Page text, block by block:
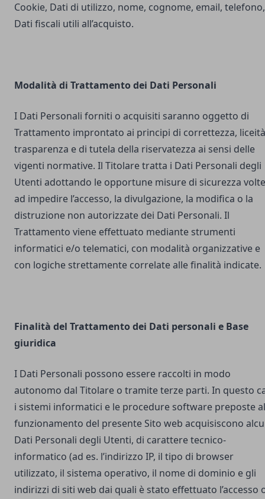
Cookie, Dati di utilizzo, nome, cognome, email, telefono,
Dati fiscali utili all’acquisto.
Modalità di Trattamento dei Dati Personali
I Dati Personali forniti o acquisiti saranno oggetto di
Trattamento improntato ai principi di correttezza,
trasparenza e di tutela della riservatezza ai sensi delle
vigenti normative. Il Titolare tratta i Dati Personali degli
Utenti adottando le opportune misure di sicurezza volte
ad impedire l’accesso, la divulgazione, la modifica o la
distruzione non autorizzate dei Dati Personali. Il
Trattamento viene effettuato mediante strumenti
informatici e/o telematici, con modalità organizzative e
con logiche strettamente correlate alle finalità indicate.
Finalità del Trattamento dei Dati personali e Base
giuridica
I Dati Personali possono essere raccolti in modo
autonomo dal Titolare o tramite terze parti. In questo
i sistemi informatici e le procedure software preposte al
funzionamento del presente Sito web acquisiscono
Dati Personali degli Utenti, di carattere tecnico-
informatico (ad es. l’indirizzo IP, il tipo di browser
utilizzato, il sistema operativo, il nome di dominio e gli
indirizzi di siti web dai quali è stato effettuato l’accesso